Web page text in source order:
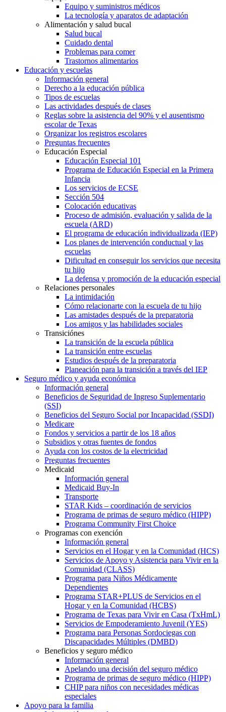
Equipo y suministros médicos
La tecnología y aparatos de adaptación
Alimentación y salud bucal
Salud bucal
Cuidado dental
Problemas para comer
Trastornos alimentarios
Educación y escuelas
Información general
Derecho a la educación pública
Tipos de escuelas
Las actividades después de clases
Reglas sobre la asistencia del 90% y el ausentismo
escolar de Texas
Organizar los registros escolares
Preguntas frecuentes
Educación Especial
Educación Especial 101
Programa de Educación Especial en la Primera
Infancia
Los servicios de ECSE
Sección 504
Colocación educativas
Proceso de admisión, evaluación y salida de la
escuela (ARD)
El programa de educación individualizada (IEP)
Los planes de intervención conductual y las
escuelas
Dificultad en conseguir los servicios que necesita
tu hijo
La defensa y promoción de la educación especial
Relaciones personales
La intimidación
Cómo relacionarte con la escuela de tu hijo
Las amistades después de la preparatoria
Los amigos y las habilidades sociales
Transiciónes
La transición de la escuela pública
La transición entre escuelas
Estudios después de la preparatoria
Planeación para la transición a través del IEP
Seguro médico y ayuda económica
Información general
Beneficios de Seguridad de Ingreso Suplementario
(SSI)
Beneficios del Seguro Social por Incapacidad (SSDI)
Medicare
Fondos y servicios a partir de los 18 años
Subsidios y otras fuentes de fondos
Ayuda con los costos de la electricidad
Preguntas frecuentes
Medicaid
Información general
Medicaid Buy-In
Transporte
STAR Kids – coordinación de servicios
Programa de primas de seguro médico (HIPP)
Programa Community First Choice
Programas con exención
Información general
Servicios en el Hogar y en la Comunidad (HCS)
Servicios de Apoyo y Asistencia para Vivir en la
Comunidad (CLASS)
Programa para Niños Médicamente
Dependientes
Programa STAR+PLUS de Servicios en el
Hogar y en la Comunidad (HCBS)
Programa de Texas para Vivir en Casa (TxHmL)
Servicios de Empoderamiento Juvenil (YES)
Programa para Personas Sordociegas con
Discapacidades Múltiples (DMBD)
Beneficios y seguro médico
Información general
Apelando una decisión del seguro médico
Programa de primas de seguro médico (HIPP)
CHIP para niños con necesidades médicas
especiales
Apoyo para la familia